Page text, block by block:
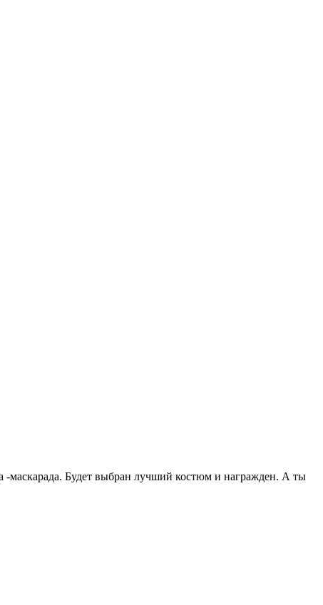
-маскарада. Будет выбран лучший костюм и награжден. А ты